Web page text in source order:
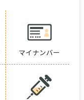
マイナンバー